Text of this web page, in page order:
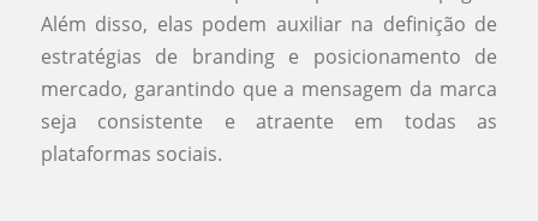
Além disso, elas podem auxiliar na definição de
estratégias de branding e posicionamento de
mercado, garantindo que a mensagem da marca
seja consistente e atraente em todas as
plataformas sociais.